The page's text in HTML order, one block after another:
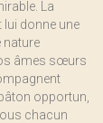
La
lui donne une
nature
âmes sœurs
opportun,
chacun